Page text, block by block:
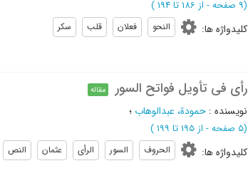
(‎9 صفحه - از 186 تا 194 )
کلیدواژه ها: النحو فعلان قلب سکر
رأی فی تأویل فواتح السور مقاله
نویسنده : حمودة، عبدالوهاب ؛
(‎5 صفحه - از 195 تا 199 )
کلیدواژه ها: الحروف السور الرأی عثمان النص